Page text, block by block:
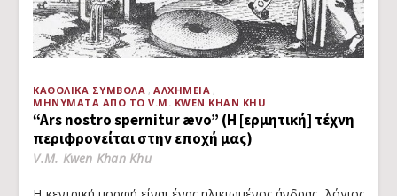
ΚΑΘΟΛΙΚΆ ΣΎΜΒΟΛΑ
ΑΛΧΗΜΕΊΑ
ΜΗΝΎΜΑΤΑ ΑΠΌ ΤΟ V.M. KWEN KHAN KHU
“Ars nostro spernitur ævo” (Η [ερμητική] τέχνη
περιφρονείται στην εποχή μας)
V.M. Kwen Khan Khu